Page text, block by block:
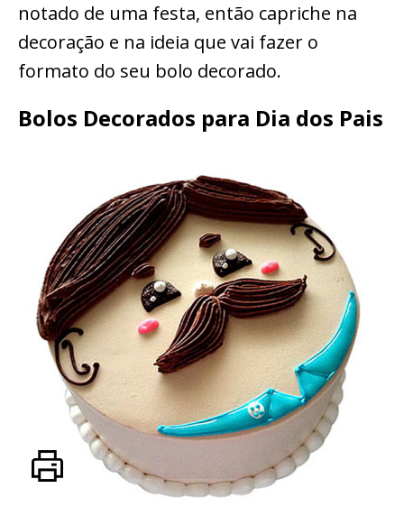
notado de uma festa, então capriche na
decoração e na ideia que vai fazer o
formato do seu bolo decorado.
Bolos Decorados para Dia dos Pais